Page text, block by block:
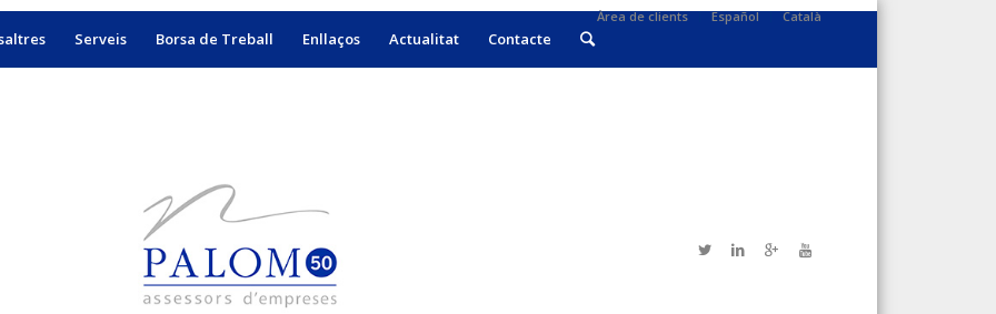
Àrea de clients Español Català
Serveis Borsa de Treball Enllaços Actualitat Contacte